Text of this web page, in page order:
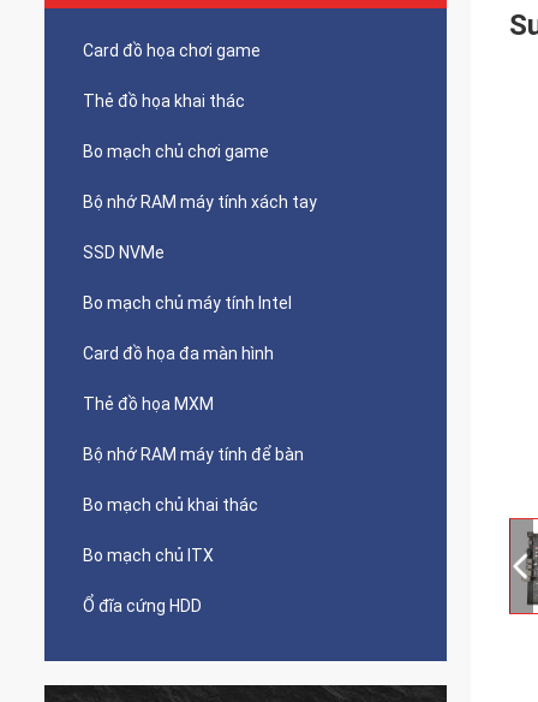
Card đồ họa chơi game
Thẻ đồ họa khai thác
Bo mạch chủ chơi game
Bộ nhớ RAM máy tính xách tay
SSD NVMe
Bo mạch chủ máy tính Intel
Card đồ họa đa màn hình
Thẻ đồ họa MXM
Bộ nhớ RAM máy tính để bàn
Bo mạch chủ khai thác
Bo mạch chủ ITX
Ổ đĩa cứng HDD